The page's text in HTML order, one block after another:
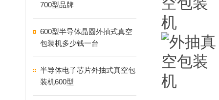
700型品牌
600型半导体晶圆外抽式真空
包装机多少钱一台
半导体电子芯片外抽式真空包
装机600型